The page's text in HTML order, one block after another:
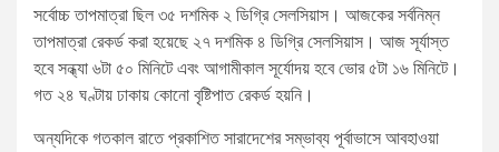
সর্বোচ্চ তাপমাত্রা ছিল ৩৫ দশমিক ২ ডিগ্রি সেলসিয়াস। আজকের সর্বনিম্ন
তাপমাত্রা রেকর্ড করা হয়েছে ২৭ দশমিক ৪ ডিগ্রি সেলসিয়াস। আজ সূর্যাস্ত
হবে সন্ধ্যা ৬টা ৫০ মিনিটে এবং আগামীকাল সূর্যোদয় হবে ভোর ৫টা ১৬ মিনিটে।
গত ২৪ ঘণ্টায় ঢাকায় কোনো বৃষ্টিপাত রেকর্ড হয়নি।
অন্যদিকে গতকাল রাতে প্রকাশিত সারাদেশের সম্ভাব্য পূর্বাভাসে আবহাওয়া